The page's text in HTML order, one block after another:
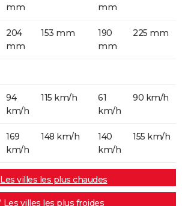
mm
mm
204
mm
153 mm
190
mm
225 mm
94
km/h
115 km/h
61
km/h
90 km/h
169
km/h
148 km/h
140
km/h
155 km/h
Les villes les plus chaudes
Les villes les plus froides